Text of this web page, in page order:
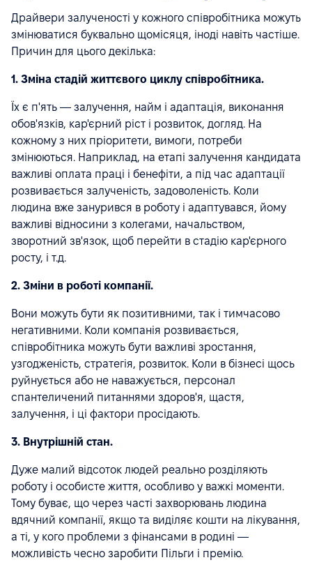
Драйвери залученості у кожного співробітника можуть
змінюватися буквально щомісяця, іноді навіть частіше.
Причин для цього декілька:
1. Зміна стадій життєвого циклу співробітника.
Їх є п'ять — залучення, найм і адаптація, виконання
обов'язків, кар'єрний ріст і розвиток, догляд. На
кожному з них пріоритети, вимоги, потреби
змінюються. Наприклад, на етапі залучення кандидата
важливі оплата праці і бенефіти, а під час адаптації
розвивається залученість, задоволеність. Коли
людина вже занурився в роботу і адаптувався, йому
важливі відносини з колегами, начальством,
зворотний зв'язок, щоб перейти в стадію кар'єрного
росту, і т.д.
2. Зміни в роботі компанії.
Вони можуть бути як позитивними, так і тимчасово
негативними. Коли компанія розвивається,
співробітника можуть бути важливі зростання,
узгодженість, стратегія, розвиток. Коли в бізнесі щось
руйнується або не наважується, персонал
спантеличений питаннями здоров'я, щастя,
залучення, і ці фактори просідають.
3. Внутрішній стан.
Дуже малий відсоток людей реально розділяють
роботу і особисте життя, особливо у важкі моменти.
Тому буває, що через часті захворювань людина
вдячний компанії, якщо та виділяє кошти на лікування,
а ті, у кого проблеми з фінансами в родині —
можливість чесно заробити Пільги і премію.